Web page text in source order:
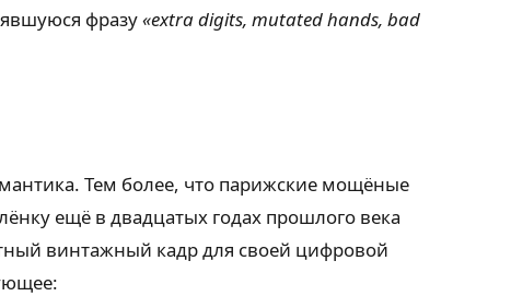
фразу«extra digits, mutated hands, bad
Тем более, что парижские мощёные
ещё в двадцатых годах прошлого века
винтажный кадр для своей цифровой